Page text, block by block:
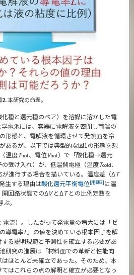
2.本研究の命題。
種と還元種のペア）を溶媒に溶かした電
電池には、容器に電解液を密閉し両端の
形態と、電解液を循環させて発熱面を冷
あるが、以下では典型的な図1の形態を想
温度Thot、電位Vhot）で「酸化種→還元
受け入れ）が、低温側電極（温度Tcold、
が進行する場合を描いている。温度差（ΔT
生する理由は酸化還元平衡電位[用語3]に温
開回路状態でのΔVとΔTとの比例定数を
ぶ。
電流）。したがって発電量の増大には「ゼ
導電率L」の値を決めている根本因子を解
る説明規範と予測性を確立する必要があ
研究の進展は「材料面での革新と性能向
ほとんど未確立であった。そのため、本
はこれらの点の解明と確立が必要となっ